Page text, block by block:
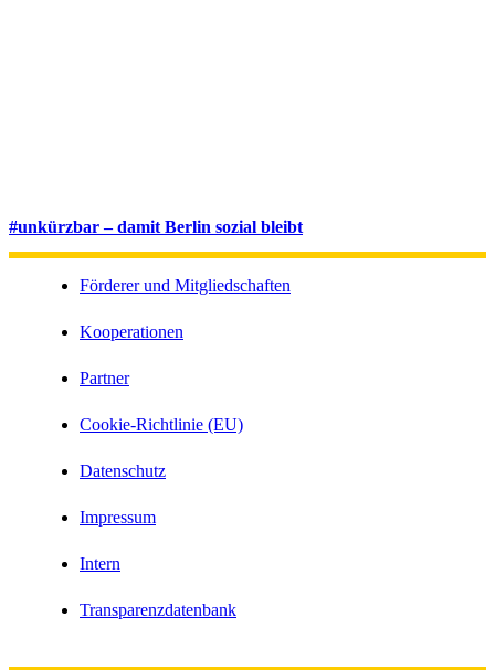
#unkürzbar – damit Berlin sozial bleibt
Förderer und Mitgliedschaften
Kooperationen
Partner
Cookie-Richtlinie (EU)
Datenschutz
Impressum
Intern
Transparenzdatenbank